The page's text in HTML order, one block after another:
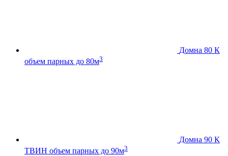
Домна 80 К
объем парных до 80м3
Домна 90 К
ТВИН объем парных до 90м3